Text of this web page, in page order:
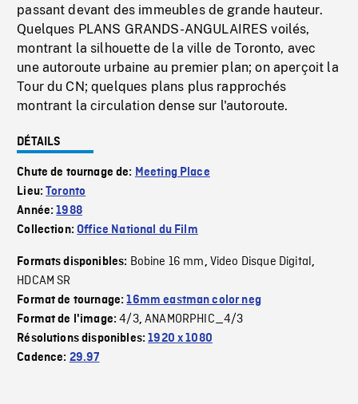
passant devant des immeubles de grande hauteur.
Quelques PLANS GRANDS-ANGULAIRES voilés,
montrant la silhouette de la ville de Toronto, avec
une autoroute urbaine au premier plan; on aperçoit la
Tour du CN; quelques plans plus rapprochés
montrant la circulation dense sur l'autoroute.
DÉTAILS
Chute de tournage de: Meeting Place
Lieu:Toronto
Année:1988
Collection:Office National du Film
Formats disponibles: Bobine 16 mm, Video Disque Digital,
HDCAM SR
Format de tournage:16mm eastman color neg
Format de l'image:4/3,ANAMORPHIC_4/3
Résolutions disponibles:1920 x 1080
Cadence: 29.97